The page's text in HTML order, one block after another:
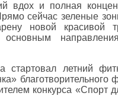
вдох и полная
сейчас зеленые
новой красивой
основным
летний
конкурса «Спорт